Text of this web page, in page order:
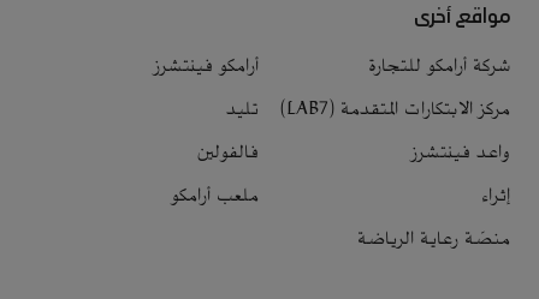
مواقع أخرى
شركة أرامكو للتجارة
أرامكو فينتشرز
مركز الابتكارات المتقدمة (LAB7)
تليد
واعد فينتشرز
فالفولين
إثراء
ملعب أرامكو
منصّة رعاية الرياضة